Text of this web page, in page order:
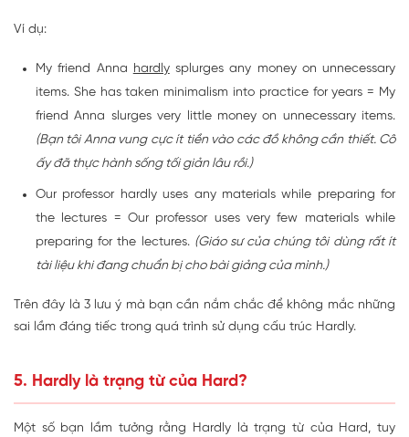
Ví dụ:
My friend Anna hardlysplurges any money on unnecessary
items. She has taken minimalism into practice for years = My
friend Anna slurges very little money on unnecessary items.
(Bạn tôi Anna vung cực ít tiền vào các đồ không cần thiết. Cô
ấy đã thực hành sống tối giản lâu rồi.)
Our professor hardly uses any materials while preparing for
the lectures = Our professor uses very few materials while
preparing for the lectures. (Giáo sư của chúng tôi dùng rất ít
tài liệu khi đang chuẩn bị cho bài giảng của mình.)
Trên đây là 3 lưu ý mà bạn cần nắm chắc để không mắc những
sai lầm đáng tiếc trong quá trình sử dụng cấu trúc Hardly.
5. Hardly là trạng từ của Hard?
Một số bạn lầm tưởng rằng Hardly là trạng từ của Hard, tuy